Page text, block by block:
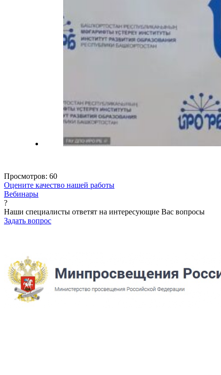
Просмотров: 60
Оцените качество нашей работы
Вебинары
?
Наши специалисты ответят на интересующие Вас вопросы
Задать вопрос